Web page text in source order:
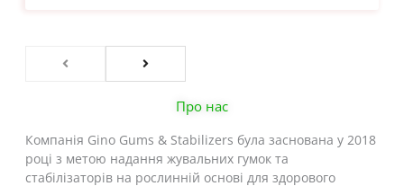
Про нас
Компанія Gino Gums & Stabilizers була заснована у 2018
році з метою надання жувальних гумок та
стабілізаторів на рослинній основі для здорового